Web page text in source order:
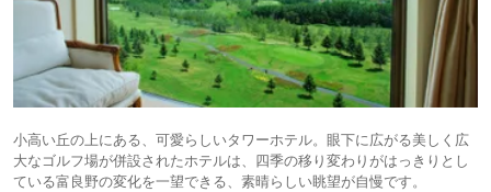
小高い丘の上にある、可愛らしいタワーホテル。眼下に広がる美しく広
大なゴルフ場が併設されたホテルは、四季の移り変わりがはっきりとし
ている富良野の変化を一望できる、素晴らしい眺望が自慢です。